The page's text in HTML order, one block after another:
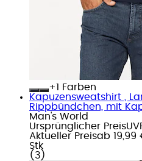
+
Farben
Kapuzensweatshirt ,
Rippbündchen, mit
Man's World
Ursprünglicher Preis
Aktueller Preisab 19,99
Stk
( 3 )